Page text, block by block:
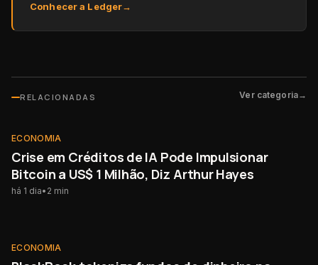
Conhecer a Ledger→
RELACIONADAS Ver categoria→
ECONOMIA
ECONOMIA
Crise em Créditos de IA Pode Impulsionar
Bitcoin a US$ 1 Milhão, Diz Arthur Hayes
há 1 dia• 2 min
ECONOMIA
ECONOMIA